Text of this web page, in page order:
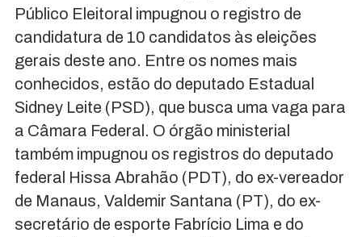
Público Eleitoral impugnou o registro de
candidatura de 10 candidatos às eleições
gerais deste ano. Entre os nomes mais
conhecidos, estão do deputado Estadual
Sidney Leite (PSD), que busca uma vaga para
a Câmara Federal. O órgão ministerial
também impugnou os registros do deputado
federal Hissa Abrahão (PDT), do ex-vereador
de Manaus, Valdemir Santana (PT), do ex-
secretário de esporte Fabrício Lima e do